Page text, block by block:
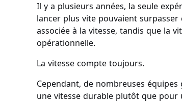
Il y a plusieurs années, la seule
lancer plus vite pouvaient
associée à la vitesse, tandis que la
opérationnelle.
La vitesse compte toujours.
Cependant, de nombreuses
une vitesse durable plutôt que